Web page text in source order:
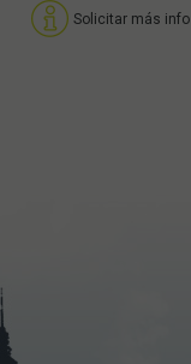
Solicitar más info